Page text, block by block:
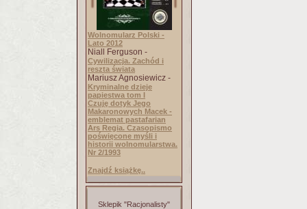
Wolnomularz Polski -
Lato 2012
Niall Ferguson -
Cywilizacja. Zachód i
reszta świata
Mariusz Agnosiewicz -
Kryminalne dzieje
papiestwa tom I
Czuję dotyk Jego
Makaronowych Macek -
emblemat pastafarian
Ars Regia. Czasopismo
poświęcone myśli i
historii wolnomularstwa.
Nr 2/1993
Znajdź książkę..
Sklepik "Racjonalisty"